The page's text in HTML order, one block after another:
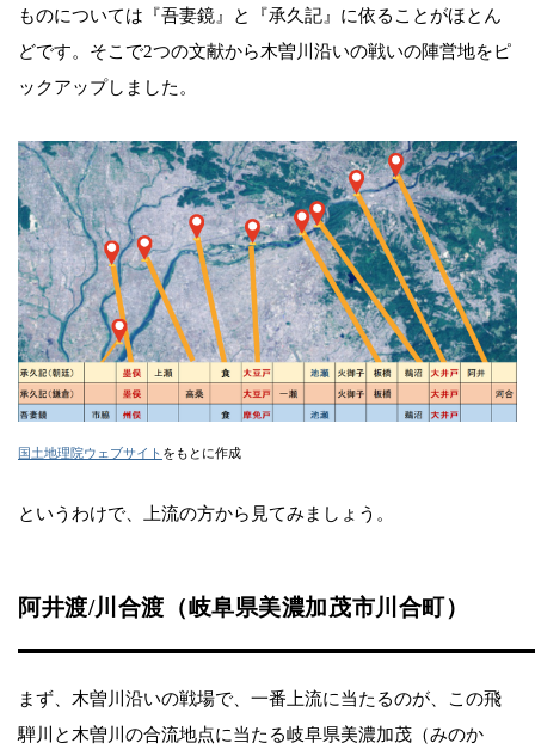
ものについては『吾妻鏡』と『承久記』に依ることがほとん
どです。そこで2つの文献から木曽川沿いの戦いの陣営地をピ
ックアップしました。
国土地理院ウェブサイト をもとに作成
というわけで、上流の方から見てみましょう。
阿井渡/川合渡（岐阜県美濃加茂市川合町）
まず、木曽川沿いの戦場で、一番上流に当たるのが、この飛
騨川と木曽川の合流地点に当たる岐阜県美濃加茂（みのか